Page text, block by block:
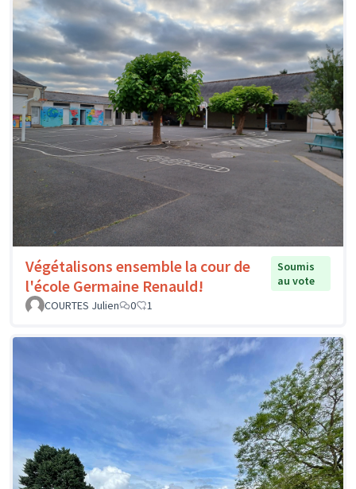
Végétalisons ensemble la cour de
l'école Germaine Renauld!
Soumis
au vote
COURTES Julien
0 1